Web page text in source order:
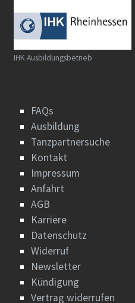
IHK Ausbildungsbetrieb
FAQs
Ausbildung
Tanzpartnersuche
Kontakt
Impressum
Anfahrt
AGB
Karriere
Datenschutz
Widerruf
Newsletter
Kündigung
Vertrag widerrufen